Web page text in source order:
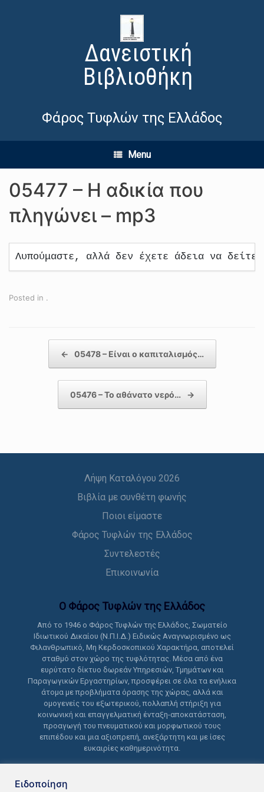
Δανειστική
Βιβλιοθήκη
Φάρος Τυφλών της Ελλάδος
Menu
05477 – Η αδικία που
πληγώνει – mp3
Λυπούμαστε, αλλά δεν έχετε άδεια να δείτε
Posted in .
← 05478 – Είναι ο καπιταλισμός…
05476 – Το αθάνατο νερό… →
Λήψη Καταλόγου 2026
Βιβλία με συνθέτη φωνής
Ποιοι είμαστε
Φάρος Τυφλών της Ελλάδος
Συντελεστές
Επικοινωνία
Ο Φάρος Τυφλών της Ελλάδoς
Από το 1946 ο Φάρος Τυφλών της Ελλάδος, Σωματείο
Ιδιωτικού Δικαίου (Ν.Π.Ι.Δ.) Ειδικώς Αναγνωρισμένο ως
Φιλανθρωπικό, Μη Κερδοσκοπικού Χαρακτήρα, αποτελεί
σταθμό στον χώρο της τυφλότητας. Μέσα από ένα
ευρύτατο δίκτυο δωρεάν Υπηρεσιών, Τμημάτων και
Παραγωγικών Εργαστηρίων, προσφέρει σε όλα τα ενήλικα
άτομα με προβλήματα όρασης της χώρας, αλλά και
ομογενείς του εξωτερικού, πολλαπλή στήριξη για
κοινωνική και επαγγελματική ένταξη-αποκατάσταση,
προαγωγή του πνευματικού και μορφωτικού τους
επιπέδου και μια αξιοπρεπή, ανεξάρτητη και με ίσες
ευκαιρίες καθημερινότητα.
Ειδοποίηση